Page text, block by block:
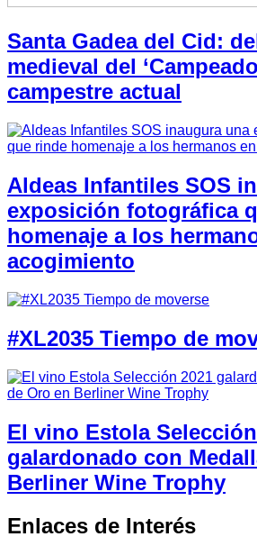
Santa Gadea del Cid:
medieval del
campestre actual
Aldeas Infantiles SOS
exposición fotográfica
homenaje a los
acogimiento
#XL2035 Tiempo de
El vino Estola
galardonado con
Berliner Wine Trophy
Enlaces de Interés